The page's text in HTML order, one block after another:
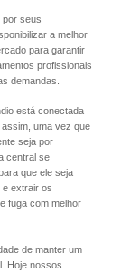
por seus
a melhor
para garantir
profissionais
demandas.
está conectada
uma vez que
seja por
central se
que ele seja
e extrair os
fuga com melhor
de manter um
Hoje nossos